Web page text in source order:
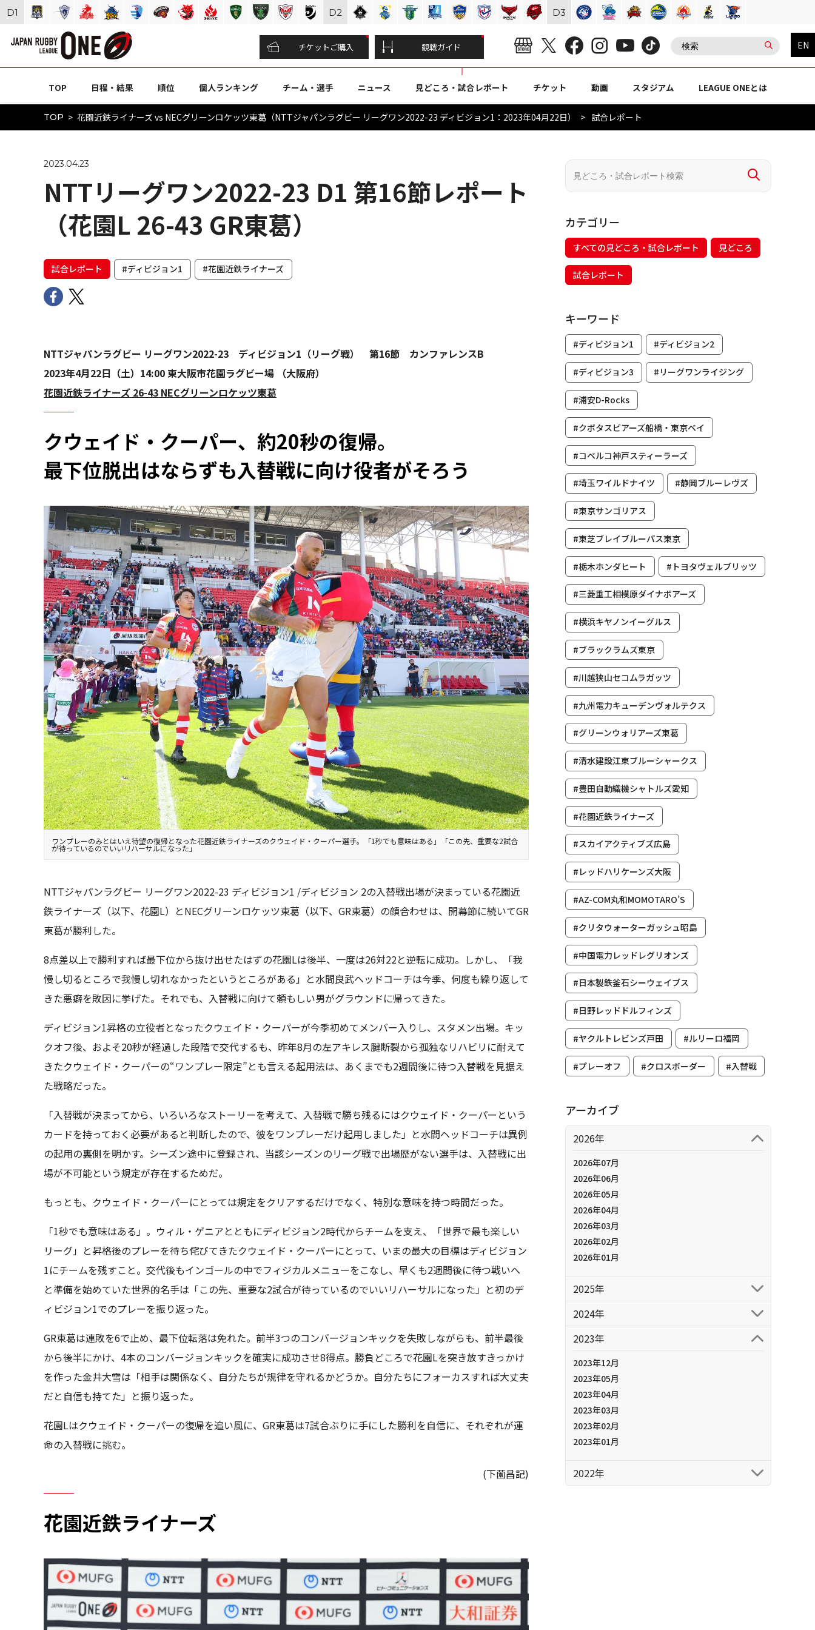
チケットご購入 観戦ガイド EN
TOP 日程・結果 順位 個人ランキング チーム・選手 ニュース 見どころ・試合レポート チケット 動画 スタジアム LEAGUE ONEとは
TOP 花園近鉄ライナーズ vs NECグリーンロケッツ東葛（NTTジャパンラグビー リーグワン2022-23 ディビジョン1：2023年04月22日） 試合レポート
2023.04.23
NTTリーグワン2022-23 D1 第16節レポート
（花園L 26-43 GR東葛）
試合レポート #ディビジョン1 #花園近鉄ライナーズ
NTTジャパンラグビー リーグワン2022-23 ディビジョン1（リーグ戦） 第16節 カンファレンスB
2023年4月22日（土）14:00 東大阪市花園ラグビー場 （大阪府）
花園近鉄ライナーズ 26-43 NECグリーンロケッツ東葛
クウェイド・クーパー、約20秒の復帰。
最下位脱出はならずも入替戦に向け役者がそろう
ワンプレーのみとはいえ待望の復帰となった花園近鉄ライナーズのクウェイド・クーパー選手。「1秒でも意味はある」「この先、重要な2試合
が待っているのでいいリハーサルになった」
NTTジャパンラグビー リーグワン2022-23 ディビジョン1 /ディビジョン 2の入替戦出場が決まっている花園近
鉄ライナーズ（以下、花園L）とNECグリーンロケッツ東葛（以下、GR東葛）の顔合わせは、開幕節に続いてGR
東葛が勝利した。
8点差以上で勝利すれば最下位から抜け出せたはずの花園Lは後半、一度は26対22と逆転に成功。しかし、「我
慢し切るところで我慢し切れなかったというところがある」と水間良武ヘッドコーチは今季、何度も繰り返して
きた悪癖を敗因に挙げた。それでも、入替戦に向けて頼もしい男がグラウンドに帰ってきた。
ディビジョン1昇格の立役者となったクウェイド・クーパーが今季初めてメンバー入りし、スタメン出場。キッ
クオフ後、およそ20秒が経過した段階で交代するも、昨年8月の左アキレス腱断裂から孤独なリハビリに耐えて
きたクウェイド・クーパーの“ワンプレー限定”とも言える起用法は、あくまでも2週間後に待つ入替戦を見据え
た戦略だった。
「入替戦が決まってから、いろいろなストーリーを考えて、入替戦で勝ち残るにはクウェイド・クーパーという
カードを持っておく必要があると判断したので、彼をワンプレーだけ起用しました」と水間ヘッドコーチは異例
の起用の裏側を明かす。シーズン途中に登録され、当該シーズンのリーグ戦で出場歴がない選手は、入替戦に出
場が不可能という規定が存在するためだ。
もっとも、クウェイド・クーパーにとっては規定をクリアするだけでなく、特別な意味を持つ時間だった。
「1秒でも意味はある」。ウィル・ゲニアとともにディビジョン2時代からチームを支え、「世界で最も楽しい
リーグ」と昇格後のプレーを待ち侘びてきたクウェイド・クーパーにとって、いまの最大の目標はディビジョン
1にチームを残すこと。交代後もインゴールの中でフィジカルメニューをこなし、早くも2週間後に待つ戦いへ
と準備を始めていた世界的名手は「この先、重要な2試合が待っているのでいいリハーサルになった」と初のデ
ィビジョン1でのプレーを振り返った。
GR東葛は連敗を6で止め、最下位転落は免れた。前半3つのコンバージョンキックを失敗しながらも、前半最後
から後半にかけ、4本のコンバージョンキックを確実に成功させ8得点。勝負どころで花園Lを突き放すきっかけ
を作った金井大雪は「相手は関係なく、自分たちが規律を守れるかどうか。自分たちにフォーカスすれば大丈夫
だと自信も持てた」と振り返った。
花園Lはクウェイド・クーパーの復帰を追い風に、GR東葛は7試合ぶりに手にした勝利を自信に、それぞれが運
命の入替戦に挑む。
(下薗昌記)
花園近鉄ライナーズ
カテゴリー
すべての見どころ・試合レポート 見どころ
試合レポート
キーワード
#ディビジョン1 #ディビジョン2
#ディビジョン3 #リーグワンライジング
#浦安D-Rocks
#クボタスピアーズ船橋・東京ベイ
#コベルコ神戸スティーラーズ
#埼玉ワイルドナイツ #静岡ブルーレヴズ
#東京サンゴリアス
#東芝ブレイブルーパス東京
#栃木ホンダヒート #トヨタヴェルブリッツ
#三菱重工相模原ダイナボアーズ
#横浜キヤノンイーグルス
#ブラックラムズ東京
#川越狭山セコムラガッツ
#九州電力キューデンヴォルテクス
#グリーンウォリアーズ東葛
#清水建設江東ブルーシャークス
#豊田自動織機シャトルズ愛知
#花園近鉄ライナーズ
#スカイアクティブズ広島
#レッドハリケーンズ大阪
#AZ-COM丸和MOMOTARO’S
#クリタウォーターガッシュ昭島
#中国電力レッドレグリオンズ
#日本製鉄釜石シーウェイブス
#日野レッドドルフィンズ
#ヤクルトレビンズ戸田 #ルリーロ福岡
#プレーオフ #クロスボーダー #入替戦
アーカイブ
2026年
2026年07月
2026年06月
2026年05月
2026年04月
2026年03月
2026年02月
2026年01月
2025年
2024年
2023年
2023年12月
2023年05月
2023年04月
2023年03月
2023年02月
2023年01月
2022年
D1 D2 D3